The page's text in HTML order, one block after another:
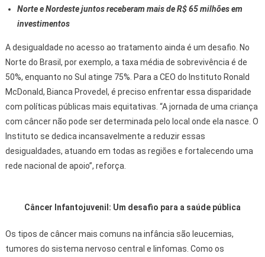
Norte e Nordeste juntos receberam mais de R$ 65 milhões em
investimentos
A desigualdade no acesso ao tratamento ainda é um desafio. No
Norte do Brasil, por exemplo, a taxa média de sobrevivência é de
50%, enquanto no Sul atinge 75%. Para a CEO do Instituto Ronald
McDonald, Bianca Provedel, é preciso enfrentar essa disparidade
com políticas públicas mais equitativas. “A jornada de uma criança
com câncer não pode ser determinada pelo local onde ela nasce. O
Instituto se dedica incansavelmente a reduzir essas
desigualdades, atuando em todas as regiões e fortalecendo uma
rede nacional de apoio”, reforça.
Câncer Infantojuvenil: Um desafio para a saúde pública
Os tipos de câncer mais comuns na infância são leucemias,
tumores do sistema nervoso central e linfomas. Como os